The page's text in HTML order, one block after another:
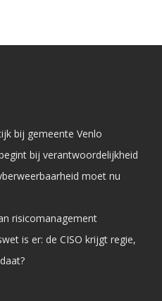
bij gemeente Venlo
bij verantwoordelijkheid
moet nu
risicomanagement
is er: de CISO krijgt regie,